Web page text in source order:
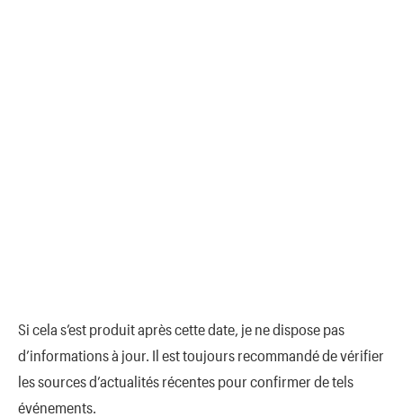
Si cela s’est produit après cette date, je ne dispose pas
d’informations à jour. Il est toujours recommandé de vérifier
les sources d’actualités récentes pour confirmer de tels
événements.